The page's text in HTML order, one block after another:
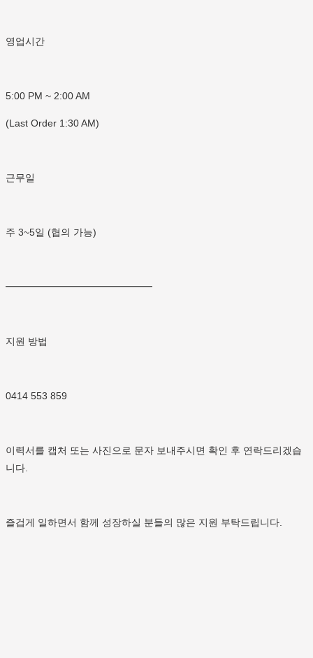
영업시간
5:00 PM ~ 2:00 AM
(Last Order 1:30 AM)
근무일
주 3~5일 (협의 가능)
━━━━━━━━━━━━━━━
지원 방법
0414 553 859
이력서를 캡처 또는 사진으로 문자 보내주시면 확인 후 연락드리겠습
니다.
즐겁게 일하면서 함께 성장하실 분들의 많은 지원 부탁드립니다.